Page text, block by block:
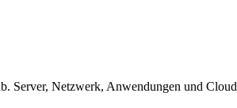
Server, Netzwerk, Anwendungen und